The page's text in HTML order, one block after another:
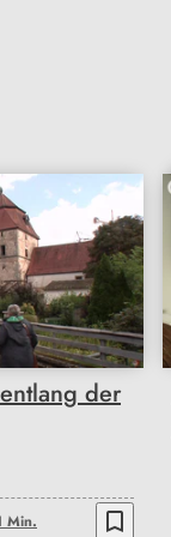
der
Min. bookmark_border